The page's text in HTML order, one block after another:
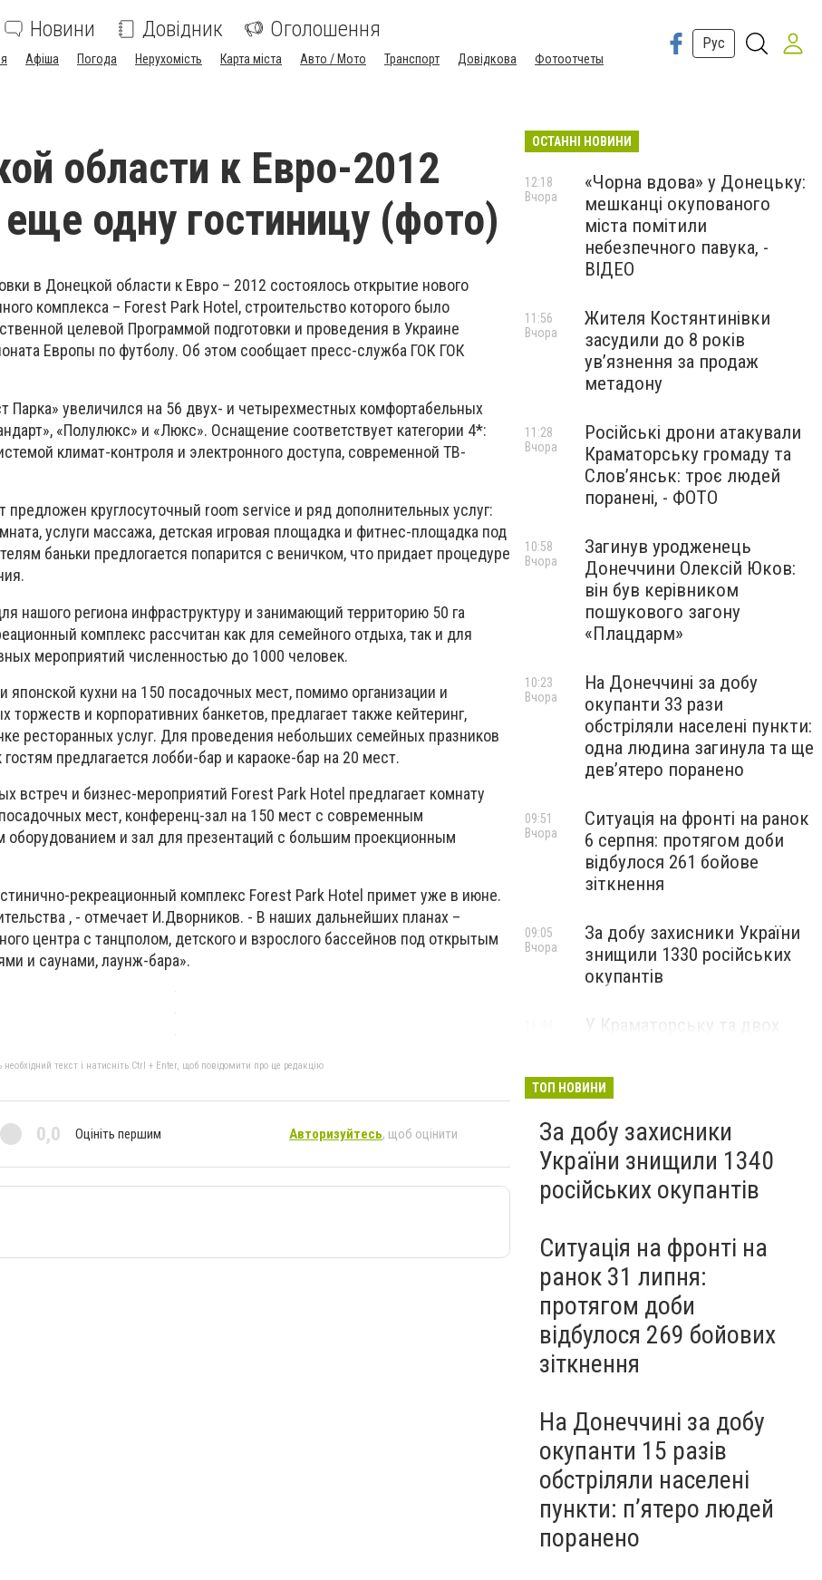
Новини Довідник Оголошення
Афіша Погода Нерухомість Карта міста Авто / Мото Транспорт Довідкова Фотоотчеты
Рус
области к Евро-2012
одну гостиницу (фoто)
в Донецкой области к Евро – 2012 состоялось открытие нового
комплекса – Forest Park Hotel, строительство которого было
целевой Программой подготовки и проведения в Украине
Европы по футболу. Об этом сообщает пресс-служба ГОК ГОК
Парка» увеличился на 56 двух- и четырехместных комфортабельных
«Полулюкс» и «Люкс». Оснащение соответствует категории 4*:
климат-контроля и электронного доступа, современной ТВ-
предложен круглосуточный room service и ряд дополнительных услуг:
услуги массажа, детская игровая площадка и фитнес-площадка под
баньки предлогается попарится с веничком, что придает процедуре
нашого региона инфраструктуру и занимающий территорию 50 га
комплекс рассчитан как для семейного отдыха, так и для
мероприятий численностью до 1000 человек.
японской кухни на 150 посадочных мест, помимо организации и
и корпоративних банкетов, предлагает также кейтеринг,
ресторанных услуг. Для проведения небольших семейных празников
предлагается лобби-бар и караоке-бар на 20 мест.
встреч и бизнес-мероприятий Forest Park Hotel предлагает комнату
мест, конференц-зал на 150 мест с современным
оборудованием и зал для презентаций с большим проекционным
рекреационный комплекс Forest Park Hotel примет уже в июне.
, - отмечает И.Дворников. - В наших дальнейших планах –
центра с танцполом, детского и взрослого бассейнов под открытым
и саунами, лаунж-бара».
текст і натисніть Ctrl + Enter, щоб повідомити про це редакцію
0,0 Оцініть першим Авторизуйтесь, щоб оцінити
ОСТАННІ НОВИНИ
«Чорна вдова» у Донецьку:
мешканці окупованого
міста помітили
небезпечного павука, -
ВІДЕО
12:18
Вчора
Жителя Костянтинівки
засудили до 8 років
ув’язнення за продаж
метадону
11:56
Вчора
Російські дрони атакували
Краматорську громаду та
Слов’янськ: троє людей
поранені, - ФОТО
11:28
Вчора
Загинув уродженець
Донеччини Олексій Юков:
він був керівником
пошукового загону
«Плацдарм»
10:58
Вчора
На Донеччині за добу
окупанти 33 рази
обстріляли населені пункти:
одна людина загинула та ще
девʼятеро поранено
10:23
Вчора
Ситуація на фронті на ранок
6 серпня: протягом доби
відбулося 261 бойове
зіткнення
09:51
Вчора
За добу захисники України
знищили 1330 російських
окупантів
09:05
Вчора
У Краматорську та двох
евакуацію дітей із
ТОП НОВИНИ
За добу захисники
України знищили 1340
російських окупантів
Ситуація на фронті на
ранок 31 липня:
протягом доби
відбулося 269 бойових
зіткнення
На Донеччині за добу
окупанти 15 разів
обстріляли населені
пункти: пʼятеро людей
поранено